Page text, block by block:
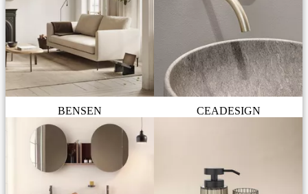
BENSEN CEADESIGN